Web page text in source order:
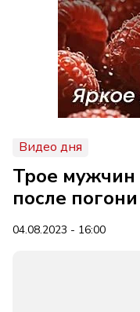
Видео дня
Трое мужчин
после
04.08.2023 - 16:00